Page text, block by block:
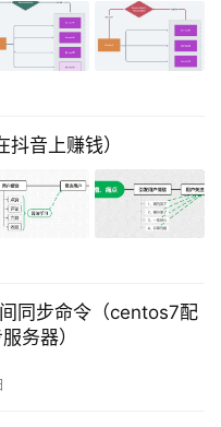
音上赚钱）
同步命令（centos7配
务器）